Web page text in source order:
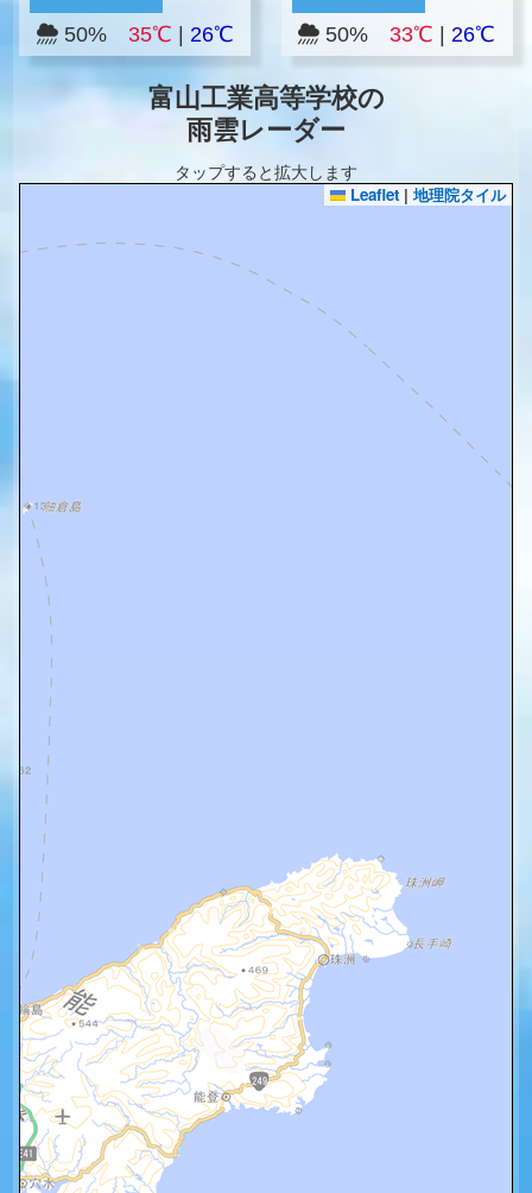
50% 35℃ 26℃ 50% 33℃ |26℃
富山工業高等学校の
雨雲レーダー
タップすると拡大します
Leaflet | 地理院タイル